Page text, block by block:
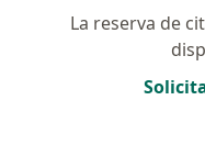
La reserva de